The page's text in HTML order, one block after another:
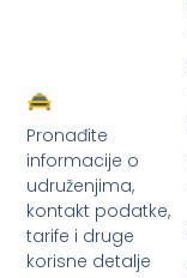
Pronađite
informacije o
udruženjima,
kontakt podatke,
tarife i druge
korisne detalje